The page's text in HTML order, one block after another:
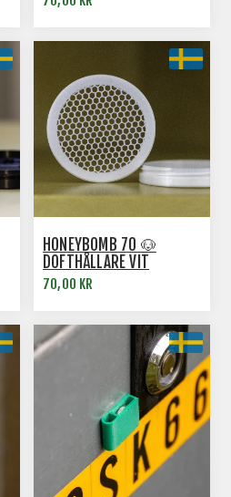
HONEYBOMB 70 🐶
DOFTHÅLLARE VIT
70,00 KR